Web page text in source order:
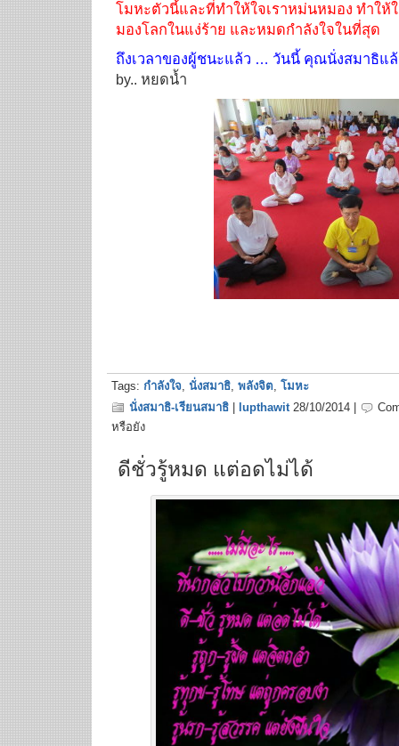
โมหะตัวนี้และที่ทำให้ใจเราหม่นหมอง ทำให้
มองโลกในแง่ร้าย และหมดกำลังใจในที่สุด
ถึงเวลาของผู้ชนะแล้ว … วันนี้ คุณนั่งสมาธิแ
by.. หยดน้ำ
Tags: กำลังใจ, นั่งสมาธิ, พลังจิต, โมหะ
นั่งสมาธิ-เรียนสมาธิ
lupthawit28/10/2014 |
หรือยัง
ดีชั่วรู้หมด แต่อดไม่ได้